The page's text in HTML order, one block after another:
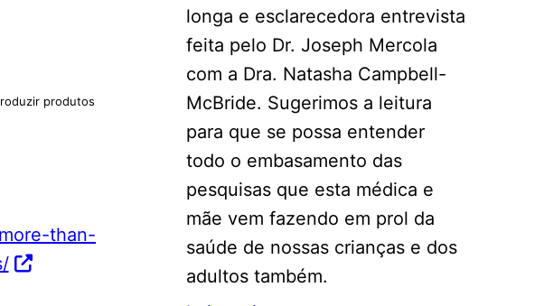
produtos
than-
longa e esclarecedora entrevista
feita pelo Dr. Joseph Mercola
com a Dra. Natasha Campbell-
McBride. Sugerimos a leitura
para que se possa entender
todo o embasamento das
pesquisas que esta médica e
mãe vem fazendo em prol da
saúde de nossas crianças e dos
adultos também.